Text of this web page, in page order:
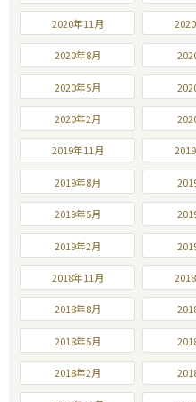
2020年11月
2020年8月
2020年5月
2020年2月
2019年11月
2019年8月
2019年5月
2019年2月
2018年11月
2018年8月
2018年5月
2018年2月